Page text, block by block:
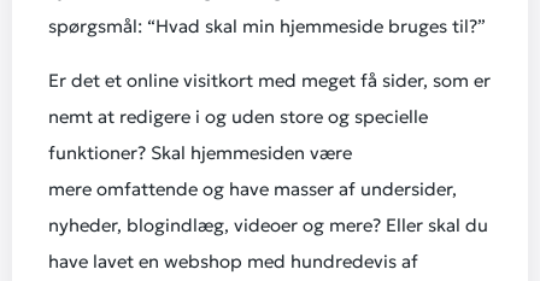
spørgsmål: “Hvad skal min hjemmeside bruges til?”
Er det et online visitkort med meget få sider, som er
nemt at redigere i og uden store og specielle
funktioner? Skal hjemmesiden være
mere omfattende og have masser af undersider,
nyheder, blogindlæg, videoer og mere? Eller skal du
have lavet en webshop med hundredevis af